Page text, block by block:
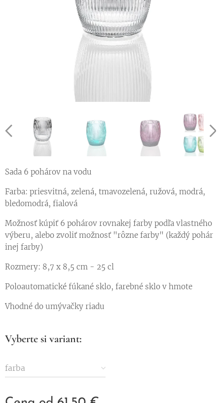
Sada 6 pohárov na vodu
Farba: priesvitná, zelená, tmavozelená, ružová, modrá,
bledomodrá, fialová
Možnosť kúpiť 6 pohárov rovnakej farby podľa vlastného
výberu, alebo zvoliť možnosť "rôzne farby" (každý pohár
inej farby)
Rozmery: 8,7 x 8,5 cm - 25 cl
Poloautomatické fúkané sklo, farebné sklo v hmote
Vhodné do umývačky riadu
Vyberte si variant:
farba